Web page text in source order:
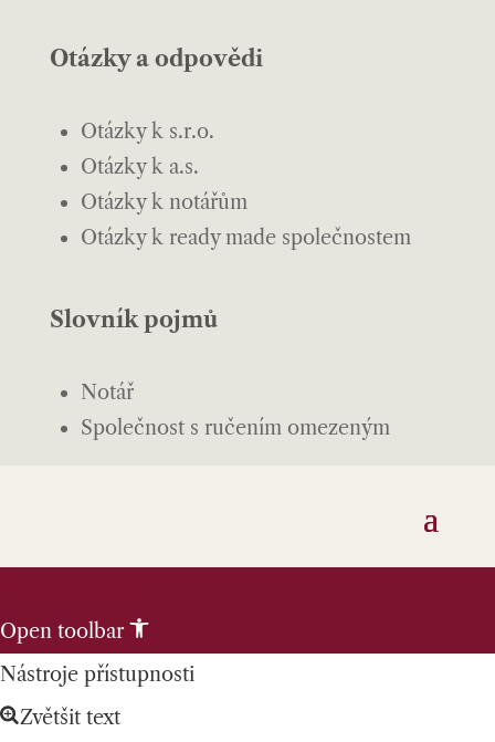
Otázky a odpovědi
Otázky k s.r.o.
Otázky k a.s.
Otázky k notářům
Otázky k ready made společnostem
Slovník pojmů
Notář
Společnost s ručením omezeným
Open toolbar
Nástroje přístupnosti
Zvětšit text